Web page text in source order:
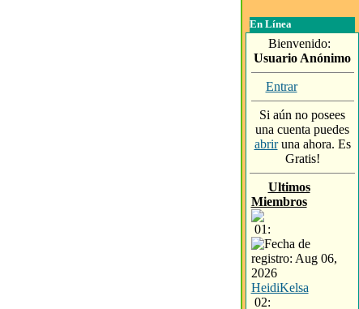
En Línea
Bienvenido:
Usuario Anónimo
Entrar
Si aún no posees
una cuenta puedes
abriruna ahora. Es
Gratis!
Ultimos
Miembros
01:
HeidiKelsa
02: